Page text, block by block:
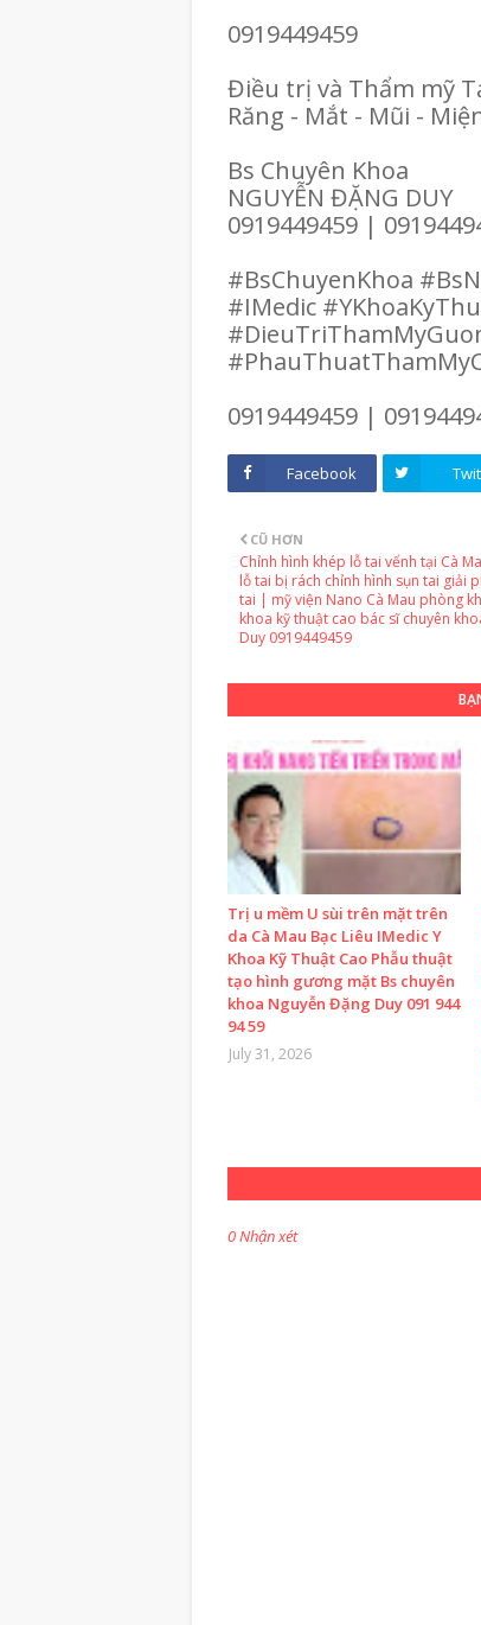
0919449459
Điều trị và Thẩm mỹ
Răng - Mắt - Mũi -
Bs Chuyên Khoa
NGUYỄN ĐẶNG DUY
0919449459 |
#BsChuyenKhoa
#IMedic
0919449459 |
Facebook
CŨ HƠN
Chỉnh hình khép lỗ tai vểnh tại Cà
lỗ tai bị rách chỉnh hình sụn tai giải
tai | mỹ viện Nano Cà Mau phòng
khoa kỹ thuật cao bác sĩ chuyên
Duy 0919449459
Trị u mềm U sùi trên mặt trên
da Cà Mau Bạc Liêu IMedic Y
Khoa Kỹ Thuật Cao Phẫu thuật
tạo hình gương mặt Bs chuyên
khoa Nguyễn Đặng Duy 091 944
94 59
July 31, 2026
0 Nhận xét